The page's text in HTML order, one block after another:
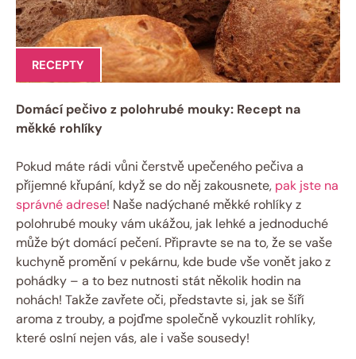
RECEPTY
Domácí pečivo z polohrubé mouky: Recept na
měkké rohlíky
Pokud máte rádi vůni čerstvě upečeného pečiva a
příjemné křupání, když se do něj zakousnete, pak jste na
správné adrese! Naše nadýchané měkké rohlíky z
polohrubé mouky vám ukážou, jak lehké a jednoduché
může být domácí pečení. Připravte se na to, že se vaše
kuchyně promění v pekárnu, kde bude vše vonět jako z
pohádky – a to bez nutnosti stát několik hodin na
nohách! Takže zavřete oči, představte si, jak se šíří
aroma z trouby, a pojďme společně vykouzlit rohlíky,
které oslní nejen vás, ale i vaše sousedy!